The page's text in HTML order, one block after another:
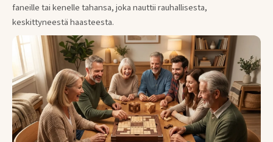
faneille tai kenelle tahansa, joka nauttii rauhallisesta,
keskittyneestä haasteesta.